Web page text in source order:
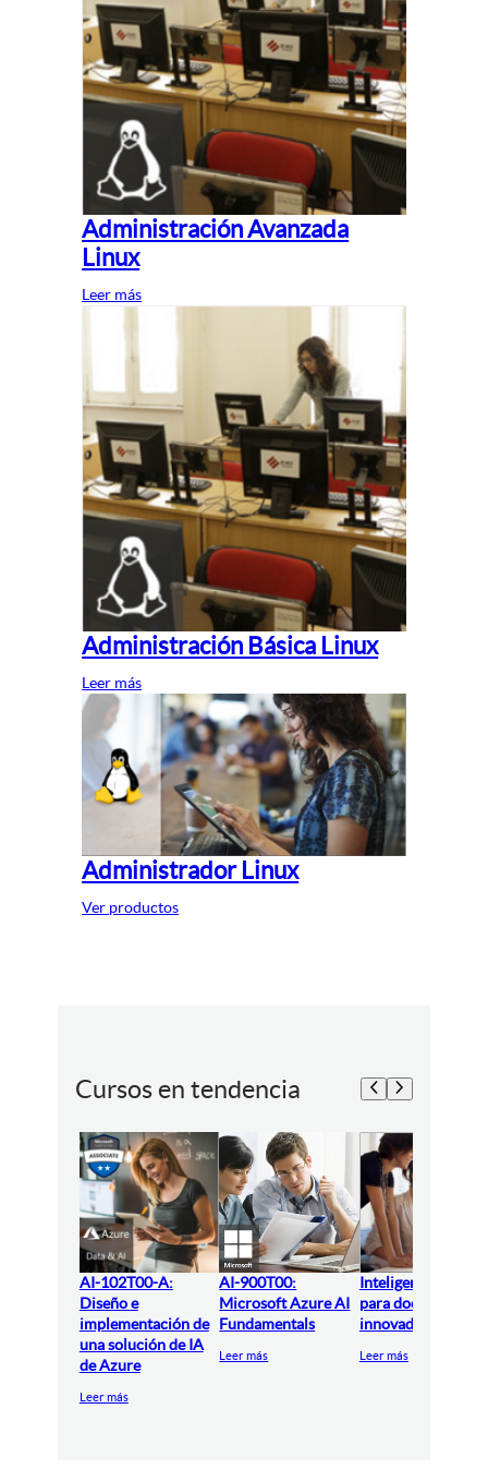
Administración Avanzada
Linux
Leer más
Administración Básica Linux
Leer más
Administrador Linux
Ver productos
Cursos en tendencia
AI-102T00-A:
Diseño e
implementación de
una solución de IA
de Azure
Leer más
AI-900T00:
Microsoft Azure AI
Fundamentals
Leer más
Inteligencia
para docentes
innovadores
Leer más